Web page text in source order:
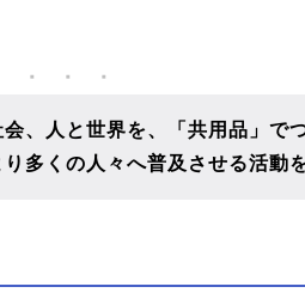
、人と世界を、
「共用品」で
り多くの人々へ普及させる活動